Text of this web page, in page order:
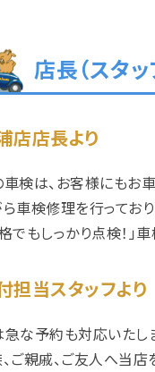
店長（スタ
店店長より
検は、お客様にもお
車検修理を行っており
でもしっかり点検！」
担当スタッフより
な予約も対応いたし
ご親戚、ご友人へ当